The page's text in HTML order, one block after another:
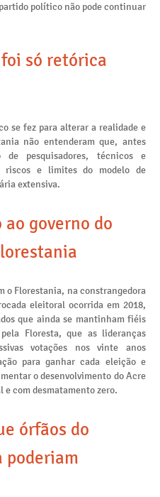
político não pode continuar
só retórica
se fez para alterar a realidade e
não entenderam que, antes
de pesquisadores, técnicos e
riscos e limites do modelo de
extensiva.
governo do
o Florestania, na constrangedora
eleitoral ocorrida em 2018,
que ainda se mantinham fiéis
Floresta, que as lideranças
votações nos vinte anos
para ganhar cada eleição e
o desenvolvimento do Acre
e com desmatamento zero.
órfãos do
poderiam